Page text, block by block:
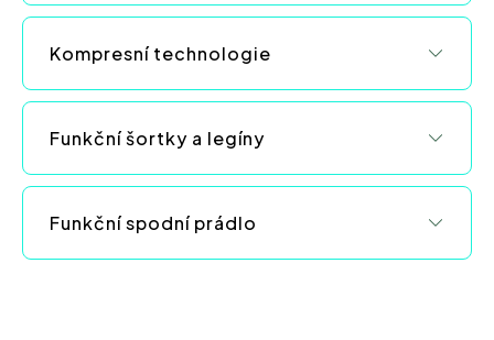
i
u
Kompresní technologie
Funkční šortky a legíny
Funkční spodní prádlo